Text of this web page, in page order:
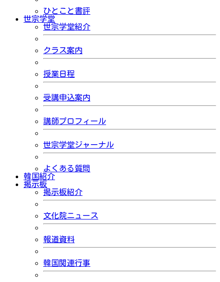
ひとこと書評
世宗学堂
世宗学堂紹介
クラス案内
授業日程
受講申込案内
講師プロフィール
世宗学堂ジャーナル
よくある質問
韓国紹介
掲示板
掲示板紹介
文化院ニュース
報道資料
韓国関連行事